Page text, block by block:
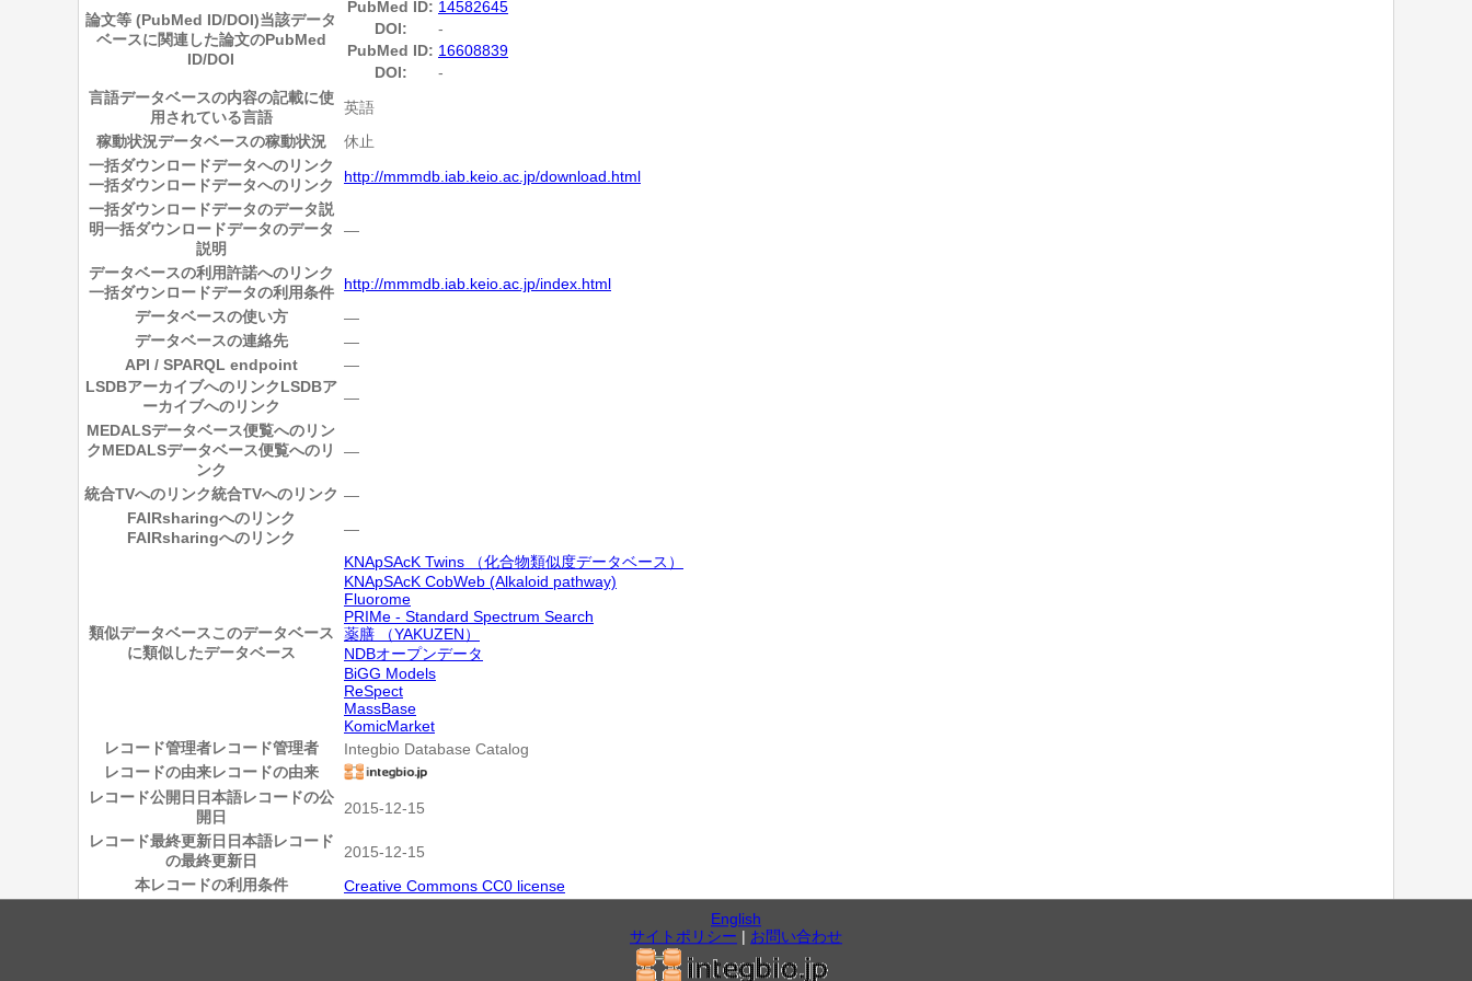
論文等 (PubMed ID/DOI)当該データ
ベースに関連した論文のPubMed
ID/DOI
PubMed ID: 14582645
DOI:
-
PubMed ID: 16608839
DOI:
-
言語データベースの内容の記載に使
用されている言語
英語
稼動状況データベースの稼動状況
休止
一括ダウンロードデータへのリンク
一括ダウンロードデータへのリンク
http://mmmdb.iab.keio.ac.jp/download.html
一括ダウンロードデータのデータ説
明一括ダウンロードデータのデータ
説明
―
データベースの利用許諾へのリンク
一括ダウンロードデータの利用条件
http://mmmdb.iab.keio.ac.jp/index.html
データベースの使い方
―
データベースの連絡先
―
API / SPARQL endpoint
―
LSDBアーカイブへのリンクLSDBア
ーカイブへのリンク
―
MEDALSデータベース便覧へのリン
クMEDALSデータベース便覧へのリ
ンク
―
統合TVへのリンク統合TVへのリンク ―
FAIRsharingへのリンク
FAIRsharingへのリンク
―
類似データベースこのデータベース
に類似したデータベース
KNApSAcK Twins （化合物類似度データベース）
KNApSAcK CobWeb (Alkaloid pathway)
Fluorome
PRIMe - Standard Spectrum Search
薬膳 （YAKUZEN）
NDBオープンデータ
BiGG Models
ReSpect
MassBase
KomicMarket
レコード管理者レコード管理者
Integbio Database Catalog
レコードの由来レコードの由来
レコード公開日 日本語レコードの公
開日
2015-12-15
レコード最終更新日 日本語レコード
の最終更新日
2015-12-15
本レコードの利用条件
Creative Commons CC0 license
English
サイトポリシー | お問い合わせ